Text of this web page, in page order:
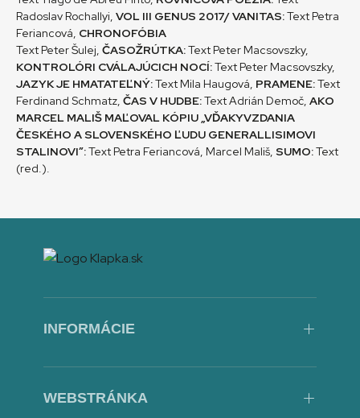
Radoslav Rochallyi, VOL III GENUS 2017/ VANITAS:Text Petra
Feriancová, CHRONOFÓBIA
Text Peter Šulej, ČASOŽRÚTKA:Text Peter Macsovszky,
KONTROLÓRI CVÁLAJÚCICH NOCÍ:Text Peter Macsovszky,
JAZYK JE HMATATEĽNÝ:Text Mila Haugová, PRAMENE:Text
Ferdinand Schmatz, ČAS V HUDBE:Text Adrián Demoč, AKO
MARCEL MALIŠ MAĽOVAL KÓPIU „VĎAKYVZDANIA
ČESKÉHO A SLOVENSKÉHO ĽUDU GENERALLISIMOVI
STALINOVI”:Text Petra Feriancová, Marcel Mališ, SUMO:Text
(red.).
INFORMÁCIE
Obchodné podmienky
WEBSTRÁNKA